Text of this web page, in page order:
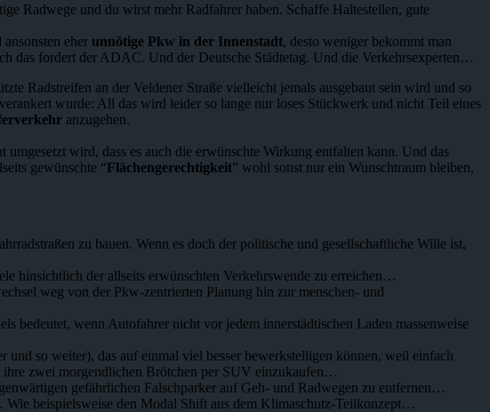
Radwege und du wirst mehr Radfahrer haben. Schaffe Haltestellen, gute
eher unnötige Pkw in der Innenstadt, desto weniger bekommt man
das fordert der ADAC. Und der Deutsche Städtetag. Und die Verkehrsexperten…
Radstreifen an der Veldener Straße vielleicht jemals ausgebaut sein wird und so
wurde: All das wird leider so lange nur loses Stückwerk und nicht Teil eines
anzugehen.
umgesetzt wird, dass es auch die erwünschte Wirkung entfalten kann. Und das
gewünschte “Flächengerechtigkeit” wohl sonst nur ein Wunschtraum bleiben,
zu bauen. Wenn es doch der politische und gesellschaftliche Wille ist,
hinsichtlich der allseits erwünschten Verkehrswende zu erreichen…
weg von der Pkw-zentrierten Planung hin zur menschen- und
bedeutet, wenn Autofahrer nicht vor jedem innerstädtischen Laden massenweise
so weiter), das auf einmal viel besser bewerkstelligen können, weil einfach
ihre zwei morgendlichen Brötchen per SUV einzukaufen…
gefährlichen Falschparker auf Geh- und Radwegen zu entfernen…
beispielsweise den Modal Shift aus dem Klimaschutz-Teilkonzept…